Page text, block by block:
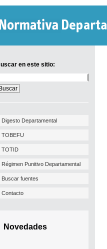
en este sitio:
Digesto Departamental
TOBEFU
TOTID
Régimen Punitivo Departamental
Buscar fuentes
Contacto
Novedades